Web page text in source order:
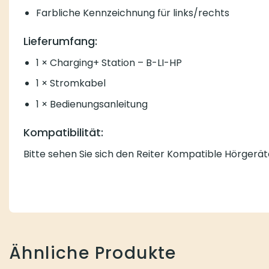
Farbliche Kennzeichnung für links/rechts
Lieferumfang:
1 × Charging+ Station – B-LI-HP
1 × Stromkabel
1 × Bedienungsanleitung
Kompatibilität:
Bitte sehen Sie sich den Reiter Kompatible
Ähnliche Produkte